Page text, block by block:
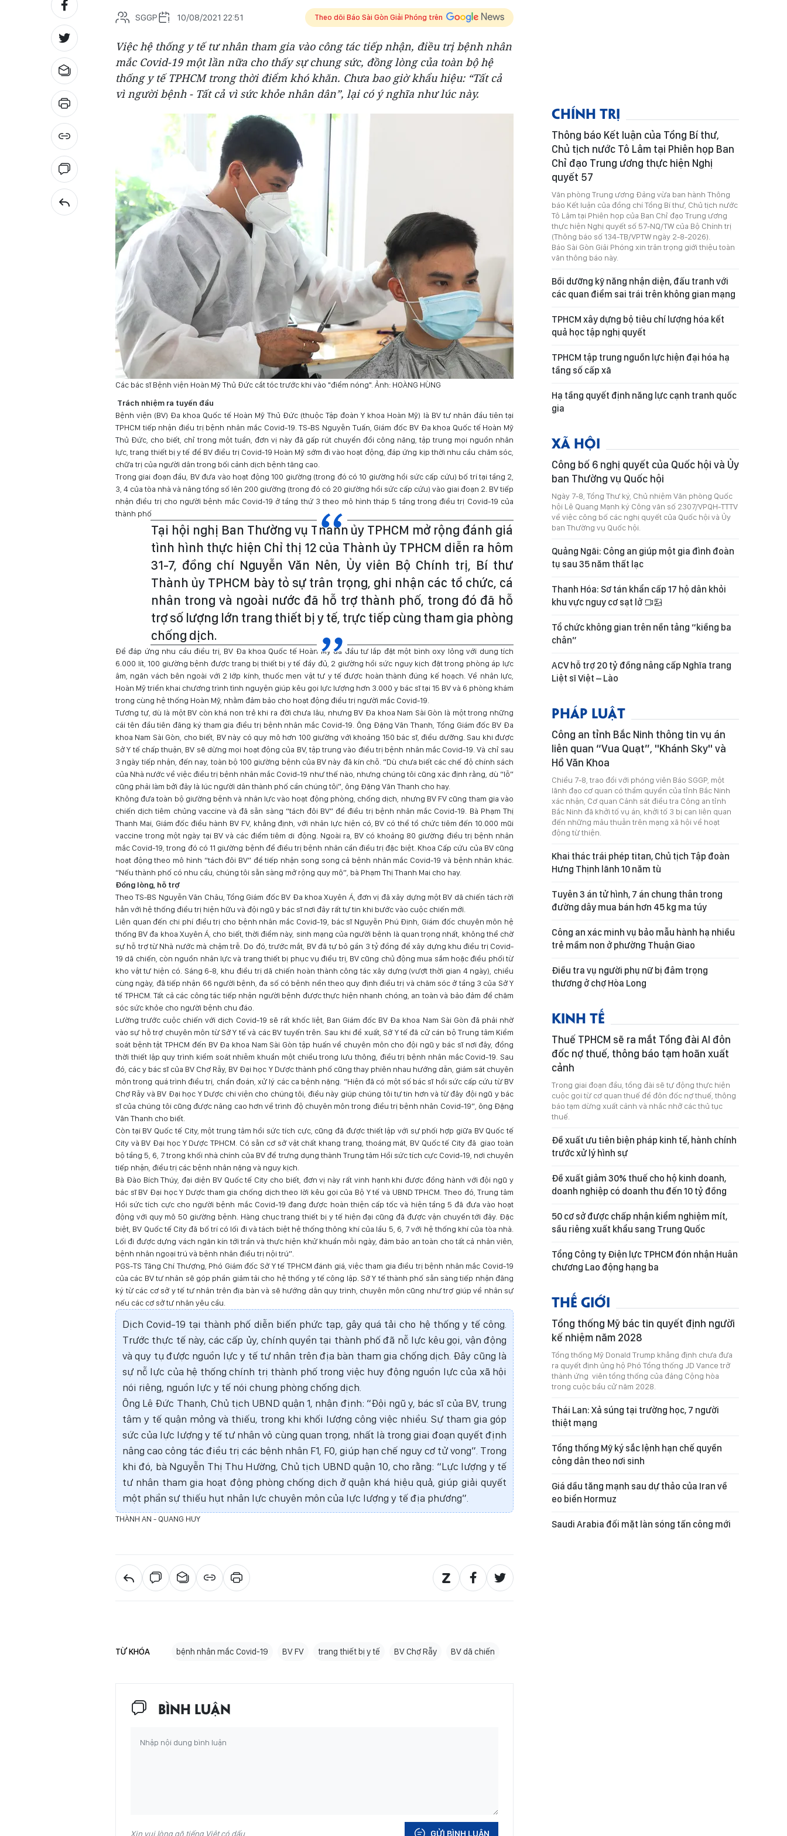
SGGP 10/08/2021 22:51 Theo dõi Báo Sài Gòn Giải Phóng trên
Việc hệ thống y tế tư nhân tham gia vào công tác tiếp nhận, điều trị bệnh nhân
mắc Covid-19 một lần nữa cho thấy sự chung sức, đồng lòng của toàn bộ hệ
thống y tế TPHCM trong thời điểm khó khăn. Chưa bao giờ khẩu hiệu: “Tất cả
vì người bệnh - Tất cả vì sức khỏe nhân dân”, lại có ý nghĩa như lúc này.
Các bác sĩ Bệnh viện Hoàn Mỹ Thủ Đức cắt tóc trước khi vào "điểm nóng". Ảnh: HOÀNG HÙNG
Trách nhiệm ra tuyến đầu
Bệnh viện (BV) Đa khoa Quốc tế Hoàn Mỹ Thủ Đức (thuộc Tập đoàn Y khoa Hoàn Mỹ) là BV tư nhân đầu tiên tại
TPHCM tiếp nhận điều trị bệnh nhân mắc Covid-19. TS-BS Nguyễn Tuấn, Giám đốc BV Đa khoa Quốc tế Hoàn Mỹ
Thủ Đức, cho biết, chỉ trong một tuần, đơn vị này đã gấp rút chuyển đổi công năng, tập trung mọi nguồn nhân
lực, trang thiết bị y tế để BV điều trị Covid-19 Hoàn Mỹ sớm đi vào hoạt động, đáp ứng kịp thời nhu cầu chăm sóc,
chữa trị của người dân trong bối cảnh dịch bệnh tăng cao.
Trong giai đoạn đầu, BV đưa vào hoạt động 100 giường (trong đó có 10 giường hồi sức cấp cứu) bố trí tại tầng 2,
3, 4 của tòa nhà và nâng tổng số lên 200 giường (trong đó có 20 giường hồi sức cấp cứu) vào giai đoạn 2. BV tiếp
nhận điều trị cho người bệnh mắc Covid-19 ở tầng thứ 3 theo mô hình tháp 5 tầng trong điều trị Covid-19 của
thành phố
Tại hội nghị Ban Thường vụ Thành ủy TPHCM mở rộng đánh giá
tình hình thực hiện Chỉ thị 12 của Thành ủy TPHCM diễn ra hôm
31-7, đồng chí Nguyễn Văn Nên, Ủy viên Bộ Chính trị, Bí thư
Thành ủy TPHCM bày tỏ sự trân trọng, ghi nhận các tổ chức, cá
nhân trong và ngoài nước đã hỗ trợ thành phố, trong đó đã hỗ
trợ số lượng lớn trang thiết bị y tế, trực tiếp cùng tham gia phòng
chống dịch.
Để đáp ứng nhu cầu điều trị, BV Đa khoa Quốc tế Hoàn Mỹ đã đầu tư lắp đặt một bình oxy lỏng với dung tích
6.000 lít, 100 giường bệnh được trang bị thiết bị y tế đầy đủ, 2 giường hồi sức nguy kịch đặt trong phòng áp lực
âm, ngăn vách bên ngoài với 2 lớp kính, thuốc men vật tư y tế được hoàn thành đúng kế hoạch. Về nhân lực,
Hoàn Mỹ triển khai chương trình tình nguyện giúp kêu gọi lực lượng hơn 3.000 y bác sĩ tại 15 BV và 6 phòng khám
trong cùng hệ thống Hoàn Mỹ, nhằm đảm bảo cho hoạt động điều trị người mắc Covid-19.
Tương tự, dù là một BV còn khá non trẻ khi ra đời chưa lâu, nhưng BV Đa khoa Nam Sài Gòn là một trong những
cái tên đầu tiên đăng ký tham gia điều trị bệnh nhân mắc Covid-19. Ông Đặng Văn Thanh, Tổng Giám đốc BV Đa
khoa Nam Sài Gòn, cho biết, BV này có quy mô hơn 100 giường với khoảng 150 bác sĩ, điều dưỡng. Sau khi được
Sở Y tế chấp thuận, BV sẽ dừng mọi hoạt động của BV, tập trung vào điều trị bệnh nhân mắc Covid-19. Và chỉ sau
3 ngày tiếp nhận, đến nay, toàn bộ 100 giường bệnh của BV này đã kín chỗ. “Dù chưa biết các chế độ chính sách
của Nhà nước về việc điều trị bệnh nhân mắc Covid-19 như thế nào, nhưng chúng tôi cũng xác định rằng, dù “lỗ”
cũng phải làm bởi đây là lúc người dân thành phố cần chúng tôi”, ông Đặng Văn Thanh cho hay.
Không đưa toàn bộ giường bệnh và nhân lực vào hoạt động phòng, chống dịch, nhưng BV FV cũng tham gia vào
chiến dịch tiêm chủng vaccine và đã sẵn sàng “tách đôi BV” để điều trị bệnh nhân mắc Covid-19. Bà Phạm Thị
Thanh Mai, Giám đốc điều hành BV FV, khẳng định, với nhân lực hiện có, BV có thể tổ chức tiêm đến 10.000 mũi
vaccine trong một ngày tại BV và các điểm tiêm di động. Ngoài ra, BV có khoảng 80 giường điều trị bệnh nhân
mắc Covid-19, trong đó có 11 giường bệnh để điều trị bệnh nhân cần điều trị đặc biệt. Khoa Cấp cứu của BV cũng
hoạt động theo mô hình “tách đôi BV” để tiếp nhận song song cả bệnh nhân mắc Covid-19 và bệnh nhân khác.
“Nếu thành phố có nhu cầu, chúng tôi sẵn sàng mở rộng quy mô”, bà Phạm Thị Thanh Mai cho hay.
Đồng lòng, hỗ trợ
Theo TS-BS Nguyễn Văn Châu, Tổng Giám đốc BV Đa khoa Xuyên Á, đơn vị đã xây dựng một BV dã chiến tách rời
hẳn với hệ thống điều trị hiện hữu và đội ngũ y bác sĩ nơi đây rất tự tin khi bước vào cuộc chiến mới.
Liên quan đến chi phí điều trị cho bệnh nhân mắc Covid-19, bác sĩ Nguyễn Phú Định, Giám đốc chuyên môn hệ
thống BV đa khoa Xuyên Á, cho biết, thời điểm này, sinh mạng của người bệnh là quan trọng nhất, không thể chờ
sự hỗ trợ từ Nhà nước mà chậm trễ. Do đó, trước mắt, BV đã tự bỏ gần 3 tỷ đồng để xây dựng khu điều trị Covid-
19 dã chiến, còn nguồn nhân lực và trang thiết bị phục vụ điều trị, BV cũng chủ động mua sắm hoặc điều phối từ
kho vật tư hiện có. Sáng 6-8, khu điều trị dã chiến hoàn thành công tác xây dựng (vượt thời gian 4 ngày), chiều
cùng ngày, đã tiếp nhận 66 người bệnh, đa số có bệnh nền theo quy định điều trị và chăm sóc ở tầng 3 của Sở Y
tế TPHCM. Tất cả các công tác tiếp nhận người bệnh được thực hiện nhanh chóng, an toàn và bảo đảm để chăm
sóc sức khỏe cho người bệnh chu đáo.
Lường trước cuộc chiến với dịch Covid-19 sẽ rất khốc liệt, Ban Giám đốc BV Đa khoa Nam Sài Gòn đã phải nhờ
vào sự hỗ trợ chuyên môn từ Sở Y tế và các BV tuyến trên. Sau khi đề xuất, Sở Y tế đã cử cán bộ Trung tâm Kiểm
soát bệnh tật TPHCM đến BV Đa khoa Nam Sài Gòn tập huấn về chuyên môn cho đội ngũ y bác sĩ nơi đây, đồng
thời thiết lập quy trình kiểm soát nhiễm khuẩn một chiều trong lưu thông, điều trị bệnh nhân mắc Covid-19. Sau
đó, các y bác sĩ của BV Chợ Rẫy, BV Đại học Y Dược thành phố cũng thay phiên nhau hướng dẫn, giám sát chuyên
môn trong quá trình điều trị, chẩn đoán, xử lý các ca bệnh nặng. “Hiện đã có một số bác sĩ hồi sức cấp cứu từ BV
Chợ Rẫy và BV Đại học Y Dược chi viện cho chúng tôi, điều này giúp chúng tôi tự tin hơn và từ đây đội ngũ y bác
sĩ của chúng tôi cũng được nâng cao hơn về trình độ chuyên môn trong điều trị bệnh nhân Covid-19”, ông Đặng
Văn Thanh cho biết.
Còn tại BV Quốc tế City, một trung tâm hồi sức tích cực, cũng đã được thiết lập với sự phối hợp giữa BV Quốc tế
City và BV Đại học Y Dược TPHCM. Có sẵn cơ sở vật chất khang trang, thoáng mát, BV Quốc tế City đã giao toàn
bộ tầng 5, 6, 7 trong khối nhà chính của BV để trưng dụng thành Trung tâm Hồi sức tích cực Covid-19, nơi chuyên
tiếp nhận, điều trị các bệnh nhân nặng và nguy kịch.
Bà Đào Bích Thúy, đại diện BV Quốc tế City cho biết, đơn vị này rất vinh hạnh khi được đồng hành với đội ngũ y
bác sĩ BV Đại học Y Dược tham gia chống dịch theo lời kêu gọi của Bộ Y tế và UBND TPHCM. Theo đó, Trung tâm
Hồi sức tích cực cho người bệnh mắc Covid-19 đang được hoàn thiện cấp tốc và hiện tầng 5 đã đưa vào hoạt
động với quy mô 50 giường bệnh. Hàng chục trang thiết bị y tế hiện đại cũng đã được vận chuyển tới đây. Đặc
biệt, BV Quốc tế City đã bố trí có lối đi và tách biệt hệ thống thông khí của lầu 5, 6, 7 với hệ thống khí của tòa nhà.
Lối đi được dựng vách ngăn kín tới trần và thực hiện khử khuẩn mỗi ngày, đảm bảo an toàn cho tất cả nhân viên,
bệnh nhân ngoại trú và bệnh nhân điều trị nội trú”.
PGS-TS Tăng Chí Thượng, Phó Giám đốc Sở Y tế TPHCM đánh giá, việc tham gia điều trị bệnh nhân mắc Covid-19
của các BV tư nhân sẽ góp phần giảm tải cho hệ thống y tế công lập. Sở Y tế thành phố sẵn sàng tiếp nhận đăng
ký từ các cơ sở y tế tư nhân trên địa bàn và sẽ hướng dẫn quy trình, chuyên môn cũng như trợ giúp về nhân sự
nếu các cơ sở tư nhân yêu cầu.
Dịch Covid-19 tại thành phố diễn biến phức tạp, gây quá tải cho hệ thống y tế công.
Trước thực tế này, các cấp ủy, chính quyền tại thành phố đã nỗ lực kêu gọi, vận động
và quy tụ được nguồn lực y tế tư nhân trên địa bàn tham gia chống dịch. Đây cũng là
sự nỗ lực của hệ thống chính trị thành phố trong việc huy động nguồn lực của xã hội
nói riêng, nguồn lực y tế nói chung phòng chống dịch.
Ông Lê Đức Thanh, Chủ tịch UBND quận 1, nhận định: “Đội ngũ y, bác sĩ của BV, trung
tâm y tế quận mỏng và thiếu, trong khi khối lượng công việc nhiều. Sự tham gia góp
sức của lực lượng y tế tư nhân vô cùng quan trọng, nhất là trong giai đoạn quyết định
nâng cao công tác điều trị các bệnh nhân F1, F0, giúp hạn chế nguy cơ tử vong”. Trong
khi đó, bà Nguyễn Thị Thu Hường, Chủ tịch UBND quận 10, cho rằng: “Lực lượng y tế
tư nhân tham gia hoạt động phòng chống dịch ở quận khá hiệu quả, giúp giải quyết
một phần sự thiếu hụt nhân lực chuyên môn của lực lượng y tế địa phương”.
THÀNH AN - QUANG HUY
TỪ KHÓA bệnh nhân mắc Covid-19 BV FV trang thiết bị y tế BV Chợ Rẫy BV dã chiến
BÌNH LUẬN
Xin vui lòng gõ tiếng Việt có dấu GỬI BÌNH LUẬN
CHÍNH TRỊ
Thông báo Kết luận của Tổng Bí thư,
Chủ tịch nước Tô Lâm tại Phiên họp Ban
Chỉ đạo Trung ương thực hiện Nghị
quyết 57
Văn phòng Trung ương Đảng vừa ban hành Thông
báo Kết luận của đồng chí Tổng Bí thư, Chủ tịch nước
Tô Lâm tại Phiên họp của Ban Chỉ đạo Trung ương
thực hiện Nghị quyết số 57-NQ/TW của Bộ Chính trị
(Thông báo số 134-TB/VPTW ngày 2-8-2026).
Báo Sài Gòn Giải Phóng xin trân trọng giới thiệu toàn
văn thông báo này.
Bồi dưỡng kỹ năng nhận diện, đấu tranh với
các quan điểm sai trái trên không gian mạng
TPHCM xây dựng bộ tiêu chí lượng hóa kết
quả học tập nghị quyết
TPHCM tập trung nguồn lực hiện đại hóa hạ
tầng số cấp xã
Hạ tầng quyết định năng lực cạnh tranh quốc
gia
XÃ HỘI
Công bố 6 nghị quyết của Quốc hội và Ủy
ban Thường vụ Quốc hội
Ngày 7-8, Tổng Thư ký, Chủ nhiệm Văn phòng Quốc
hội Lê Quang Mạnh ký Công văn số 2307/VPQH-TTTV
về việc công bố các nghị quyết của Quốc hội và Ủy
ban Thường vụ Quốc hội.
Quảng Ngãi: Công an giúp một gia đình đoàn
tụ sau 35 năm thất lạc
Thanh Hóa: Sơ tán khẩn cấp 17 hộ dân khỏi
khu vực nguy cơ sạt lở
Tổ chức không gian trên nền tảng “kiềng ba
chân”
ACV hỗ trợ 20 tỷ đồng nâng cấp Nghĩa trang
Liệt sĩ Việt – Lào
PHÁP LUẬT
Công an tỉnh Bắc Ninh thông tin vụ án
liên quan “Vua Quạt”, "Khánh Sky" và
Hồ Văn Khoa
Chiều 7-8, trao đổi với phóng viên Báo SGGP, một
lãnh đạo cơ quan có thẩm quyền của tỉnh Bắc Ninh
xác nhận, Cơ quan Cảnh sát điều tra Công an tỉnh
Bắc Ninh đã khởi tố vụ án, khởi tố 3 bị can liên quan
đến những mâu thuẫn trên mạng xã hội về hoạt
động từ thiện.
Khai thác trái phép titan, Chủ tịch Tập đoàn
Hưng Thịnh lãnh 10 năm tù
Tuyên 3 án tử hình, 7 án chung thân trong
đường dây mua bán hơn 45 kg ma túy
Công an xác minh vụ bảo mẫu hành hạ nhiều
trẻ mầm non ở phường Thuận Giao
Điều tra vụ người phụ nữ bị đâm trọng
thương ở chợ Hòa Long
KINH TẾ
Thuế TPHCM sẽ ra mắt Tổng đài AI đôn
đốc nợ thuế, thông báo tạm hoãn xuất
cảnh
Trong giai đoạn đầu, tổng đài sẽ tự động thực hiện
cuộc gọi từ cơ quan thuế để đôn đốc nợ thuế, thông
báo tạm dừng xuất cảnh và nhắc nhở các thủ tục
thuế.
Đề xuất ưu tiên biện pháp kinh tế, hành chính
trước xử lý hình sự
Đề xuất giảm 30% thuế cho hộ kinh doanh,
doanh nghiệp có doanh thu đến 10 tỷ đồng
50 cơ sở được chấp nhận kiểm nghiệm mít,
sầu riêng xuất khẩu sang Trung Quốc
Tổng Công ty Điện lực TPHCM đón nhận Huân
chương Lao động hạng ba
THẾ GIỚI
Tổng thống Mỹ bác tin quyết định người
kế nhiệm năm 2028
Tổng thống Mỹ Donald Trump khẳng định chưa đưa
ra quyết định ủng hộ Phó Tổng thống JD Vance trở
thành ứng viên tổng thống của đảng Cộng hòa
trong cuộc bầu cử năm 2028.
Thái Lan: Xả súng tại trường học, 7 người
thiệt mạng
Tổng thống Mỹ ký sắc lệnh hạn chế quyền
công dân theo nơi sinh
Giá dầu tăng mạnh sau dự thảo của Iran về
eo biển Hormuz
Saudi Arabia đối mặt làn sóng tấn công mới